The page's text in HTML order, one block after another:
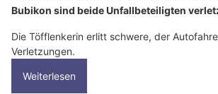
Bubikon sind beide Unfallbeteiligten
Die Töfflenkerin erlitt schwere, der
Verletzungen.
Weiterlesen